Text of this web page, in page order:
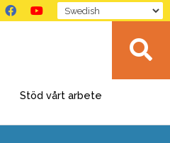
Stöd vårt arbete